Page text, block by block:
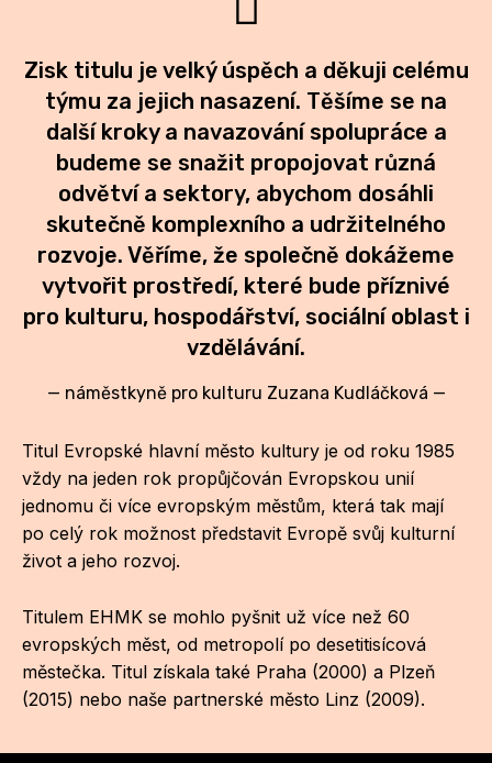
Zisk titulu je velký úspěch a děkuji celému
týmu za jejich nasazení. Těšíme se na
další kroky a navazování spolupráce a
budeme se snažit propojovat různá
odvětví a sektory, abychom dosáhli
skutečně komplexního a udržitelného
rozvoje. Věříme, že společně dokážeme
vytvořit prostředí, které bude příznivé
pro kulturu, hospodářství, sociální oblast i
vzdělávání.
— náměstkyně pro kulturu Zuzana Kudláčková —
Titul Evropské hlavní město kultury je od roku 1985
vždy na jeden rok propůjčován Evropskou unií
jednomu či více evropským městům, která tak mají
po celý rok možnost představit Evropě svůj kulturní
život a jeho rozvoj.
Titulem EHMK se mohlo pyšnit už více než 60
evropských měst, od metropolí po desetitisícová
městečka. Titul získala také Praha (2000) a Plzeň
(2015) nebo naše partnerské město Linz (2009).